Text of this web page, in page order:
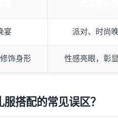
宴 派对、时尚
饰身形 性感亮眼，彰
搭配的常见误区？